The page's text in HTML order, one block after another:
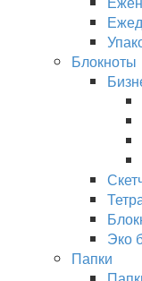
Блокноты
Эко
Папки